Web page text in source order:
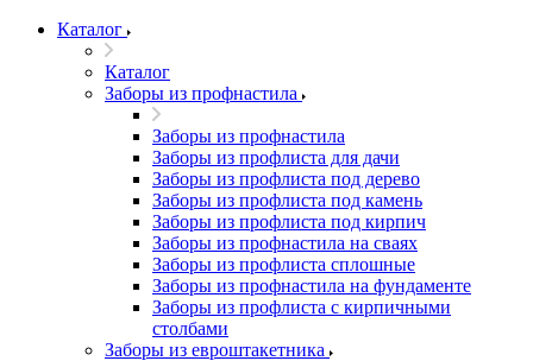
Каталог
Каталог
Заборы из профнастила
Заборы из профнастила
Заборы из профлиста для дачи
Заборы из профлиста под дерево
Заборы из профлиста под камень
Заборы из профлиста под кирпич
Заборы из профнастила на сваях
Заборы из профлиста сплошные
Заборы из профнастила на фундаменте
Заборы из профлиста с кирпичными
столбами
Заборы из евроштакетника